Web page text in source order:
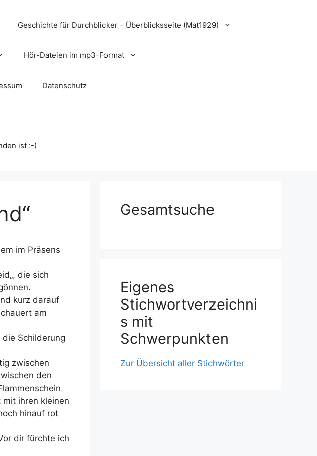
Geschichte für Durchblicker – Überblicksseite (Mat1929)
Hör-Dateien im mp3-Format
Datenschutz
ist :-)
im Präsens
„, die sich
kurz darauf
am
Schilderung
zwischen
den
ihren kleinen
hinauf rot
dir fürchte ich
Gesamtsuche
Eigenes
Stichwortverzeichni
s mit
Schwerpunkten
Zur Übersicht aller Stichwörter